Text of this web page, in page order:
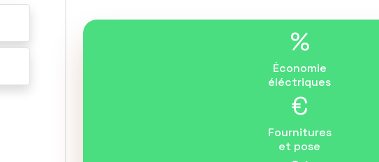
%
Économie
éléctriques
€
Fournitures
et pose